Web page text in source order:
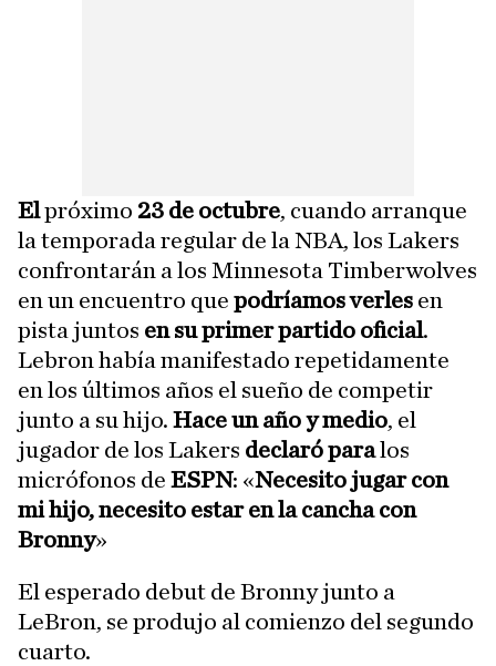
Elpróximo 23 de octubre, cuando arranque
la temporada regular de la NBA, los Lakers
confrontarán a los Minnesota Timberwolves
en un encuentro que podríamos verles en
pista juntos en su primer partido oficial.
Lebron había manifestado repetidamente
en los últimos años el sueño de competir
junto a su hijo. Hace un año y medio, el
jugador de los Lakers declaróparalos
micrófonos de ESPN: «Necesito jugar con
mi hijo, necesito estar en la cancha con
Bronny»
El esperado debut de Bronny junto a
LeBron, se produjo al comienzo del segundo
cuarto.